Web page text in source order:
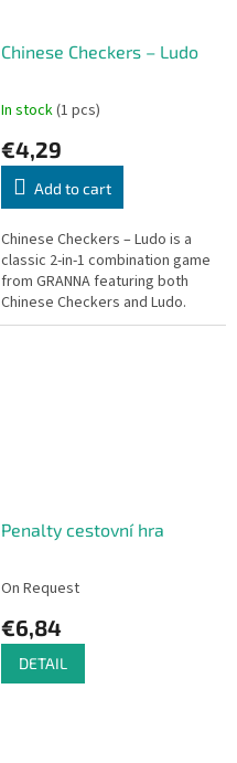
Chinese Checkers – Ludo
In stock(1 pcs)
€4,29
Add to cart
Chinese Checkers – Ludo is a
classic 2-in-1 combination game
from GRANNA featuring both
Chinese Checkers and Ludo.
Penalty cestovní hra
On Request
€6,84
DETAIL